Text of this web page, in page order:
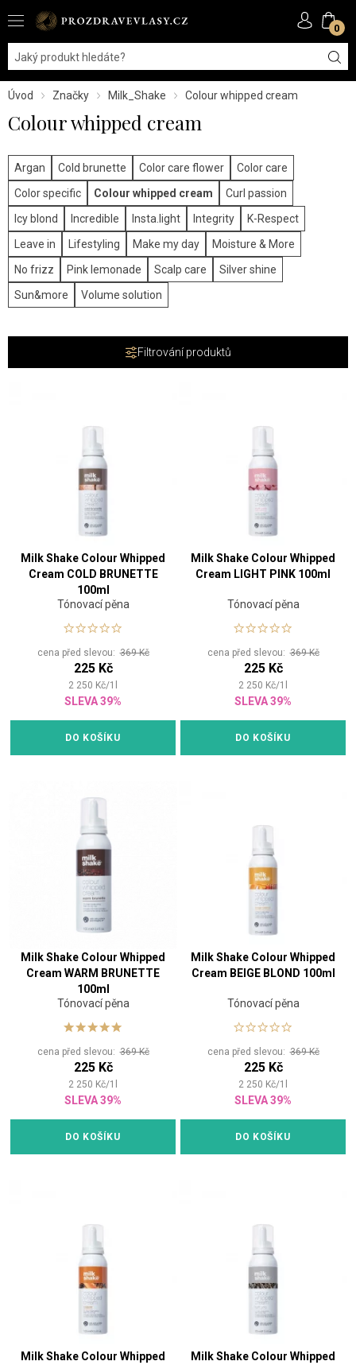
0
Úvod Značky Milk_Shake Colour whipped cream
Colour whipped cream
Argan Cold brunette Color care flower
Color care
Color specific
Colour whipped cream
Curl passion
Icy blond
Incredible Insta.light Integrity
K-Respect
Leave in
Lifestyling Make my day
Moisture & More
No frizz
Pink lemonade Scalp care
Silver shine
Sun&more
Volume solution
Filtrování produktů
Milk Shake Colour Whipped
Cream COLD BRUNETTE
100ml
Tónovací pěna
cena před slevou:369 Kč
225 Kč
2 250 Kč/1
SLEVA 39%
DO KOŠÍKU
Milk Shake Colour Whipped
Cream LIGHT PINK 100ml
Tónovací pěna
cena před slevou:369 Kč
225 Kč
2 250 Kč/1
SLEVA 39%
DO KOŠÍKU
Milk Shake Colour Whipped
Cream WARM BRUNETTE
100ml
Tónovací pěna
cena před slevou:369 Kč
225 Kč
2 250 Kč/1
SLEVA 39%
DO KOŠÍKU
Milk Shake Colour Whipped
Cream BEIGE BLOND 100ml
Tónovací pěna
cena před slevou:369 Kč
225 Kč
2 250 Kč/1
SLEVA 39%
DO KOŠÍKU
Milk Shake Colour Whipped
Milk Shake Colour Whipped